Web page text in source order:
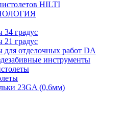
HILTI
34 градус
21 градус
для отделочных работ DA
инструменты
23GA (0,6мм)